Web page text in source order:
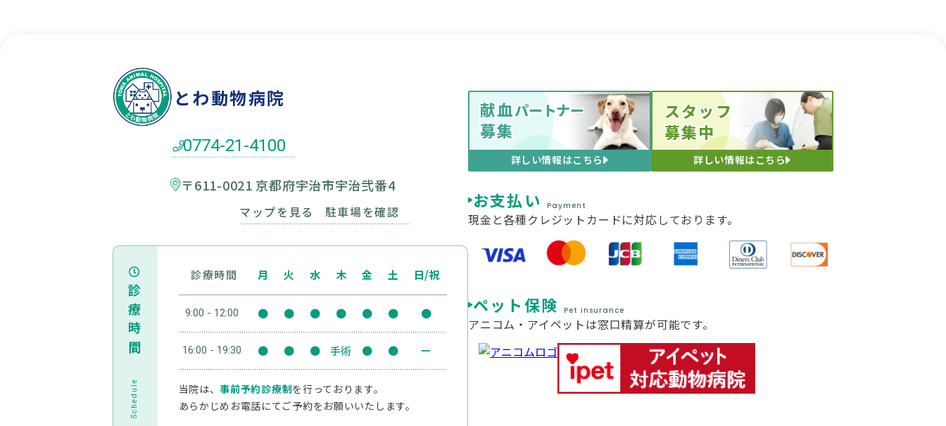
とわ動物病院
0774-21-4100
〒611-0021 京都府宇治市宇治弐番4
マップを見る 駐車場を確認
診療時間
Schedule
診療時間 月 火 水 木 金 土 日/祝
9:00 - 12:00 ● ● ● ● ● ● ●
16:00 - 19:30 ● ● ● 手術 ● ● ー
当院は、事前予約診療制を行っております。
あらかじめお電話にてご予約をお願いいたします。
献血パートナー
募集
詳しい情報はこちら
スタッフ
募集中
詳しい情報はこちら
お支払い Payment
現金と各種クレジットカードに対応しております。
ペット保険 Pet insurance
アニコム・アイペットは窓口精算が可能です。